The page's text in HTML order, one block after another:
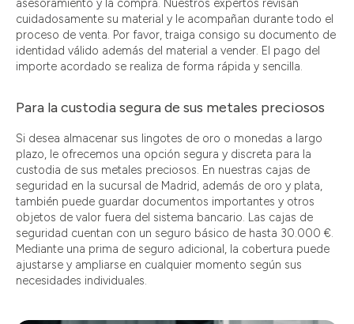
asesoramiento y la compra. Nuestros expertos revisan
cuidadosamente su material y le acompañan durante todo el
proceso de venta. Por favor, traiga consigo su documento de
identidad válido además del material a vender. El pago del
importe acordado se realiza de forma rápida y sencilla.
Para la custodia segura de sus metales preciosos
Si desea almacenar sus lingotes de oro o monedas a largo
plazo, le ofrecemos una opción segura y discreta para la
custodia de sus metales preciosos. En nuestras cajas de
seguridad en la sucursal de Madrid, además de oro y plata,
también puede guardar documentos importantes y otros
objetos de valor fuera del sistema bancario. Las cajas de
seguridad cuentan con un seguro básico de hasta 30.000 €.
Mediante una prima de seguro adicional, la cobertura puede
ajustarse y ampliarse en cualquier momento según sus
necesidades individuales.